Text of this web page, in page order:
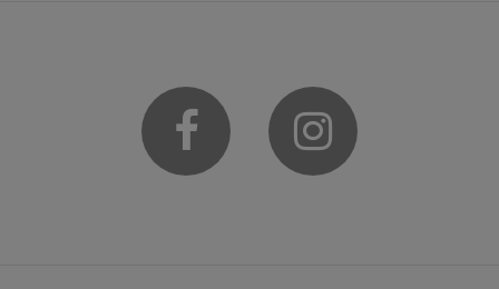
Facebook